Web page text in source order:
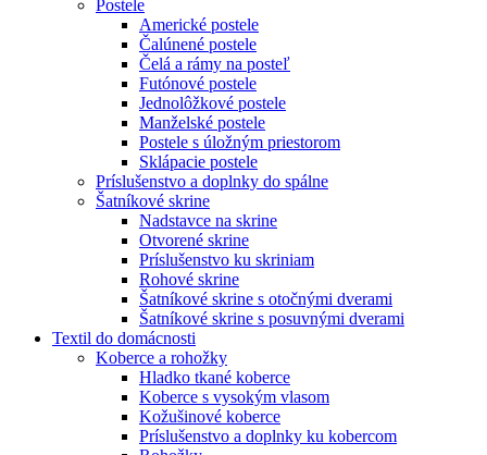
Postele
Americké postele
Čalúnené postele
Čelá a rámy na posteľ
Futónové postele
Jednolôžkové postele
Manželské postele
Postele s úložným priestorom
Sklápacie postele
Príslušenstvo a doplnky do spálne
Šatníkové skrine
Nadstavce na skrine
Otvorené skrine
Príslušenstvo ku skriniam
Rohové skrine
Šatníkové skrine s otočnými dverami
Šatníkové skrine s posuvnými dverami
Textil do domácnosti
Koberce a rohožky
Hladko tkané koberce
Koberce s vysokým vlasom
Kožušinové koberce
Príslušenstvo a doplnky ku kobercom